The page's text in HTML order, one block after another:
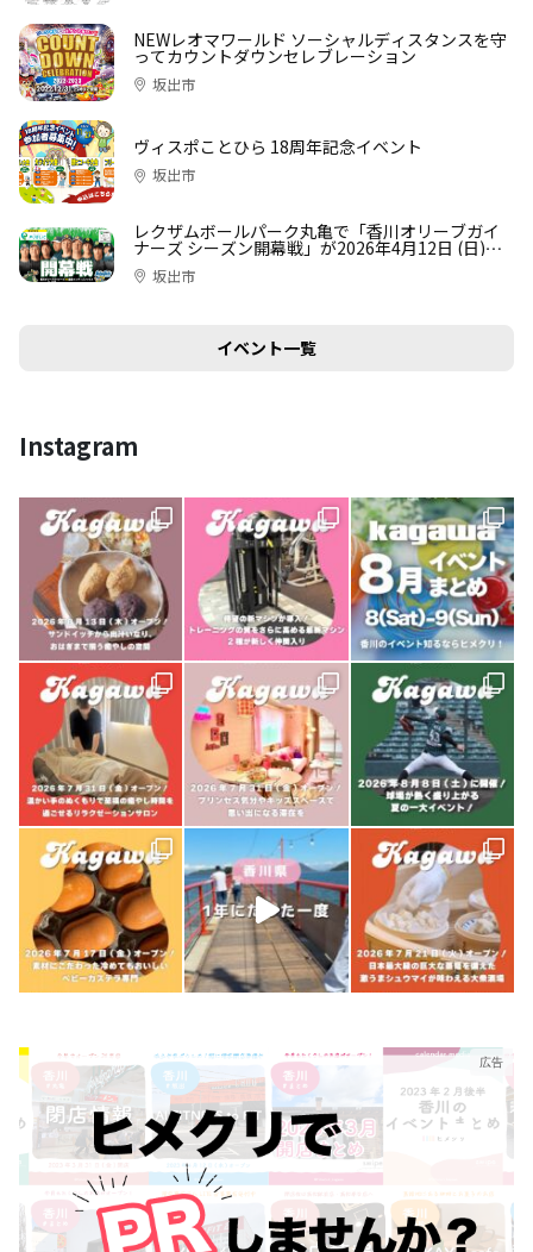
NEWレオマワールド ソーシャルディスタンスを守
ってカウントダウンセレブレーション
坂出市
ヴィスポことひら 18周年記念イベント
坂出市
レクザムボールパーク丸亀で「香川オリーブガイ
ナーズ シーズン開幕戦」が2026年4月12日 (日)に
開催坂出市
イベント一覧
Instagram